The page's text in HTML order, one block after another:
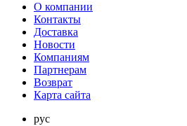
О компании
Контакты
Доставка
Новости
Компаниям
Партнерам
Возврат
Карта сайта
рус